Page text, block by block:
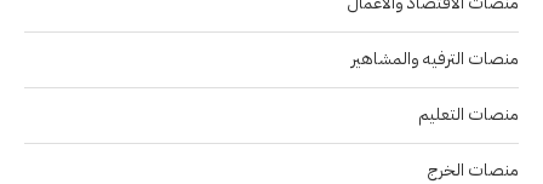
منصات الترفيه والمشاهير
منصات التعليم
منصات الخرج